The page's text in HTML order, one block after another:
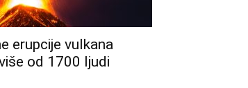
erupcije vulkana
od 1700 ljudi